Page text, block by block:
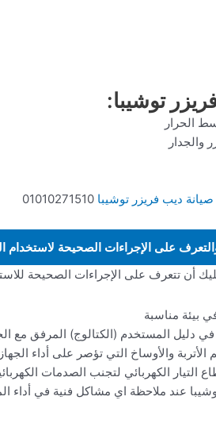
توشيبا:
الحرار
صيانة ديب فريزر توشيبا
على الإجراءات الصحيحة لاستخدام
أن تتعرف على الإجراءات الصحيحة
بيئة مناسبة
دليل المستخدم (الكتالوج) المرفق مع
والأوساخ التي تؤصر على أداء
الكهربائي لتجنب الصدمات
ملاحظة اي مشاكل فنية في أداء المنتج على